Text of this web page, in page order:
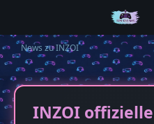
News zu INZOI
INZOI